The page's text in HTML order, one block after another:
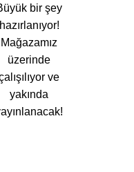
bir şey
Mağazamız
üzerinde
ve
yakında